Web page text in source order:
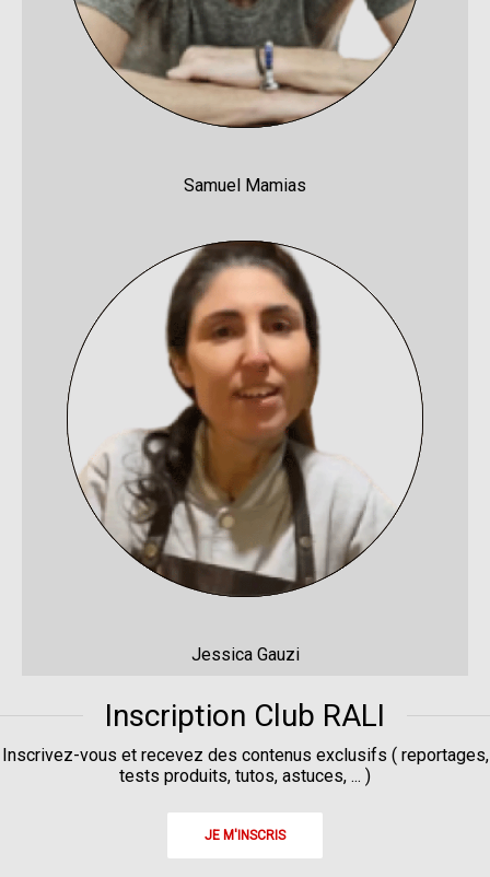
Samuel Mamias
Jessica Gauzi
Inscription Club RALI
Inscrivez-vous et recevez des contenus exclusifs ( reportages,
tests produits, tutos, astuces, ... )
JE M'INSCRIS